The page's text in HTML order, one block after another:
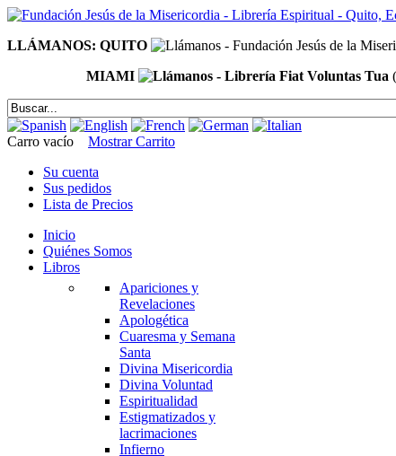
LLÁMANOS: QUITO
MIAMI
Carro vacío
Mostrar Carrito
Su cuenta
Sus pedidos
Lista de Precios
Inicio
Quiénes Somos
Libros
Apariciones y
Revelaciones
Apologética
Cuaresma y Semana
Santa
Divina Misericordia
Divina Voluntad
Espiritualidad
Estigmatizados y
lacrimaciones
Infierno